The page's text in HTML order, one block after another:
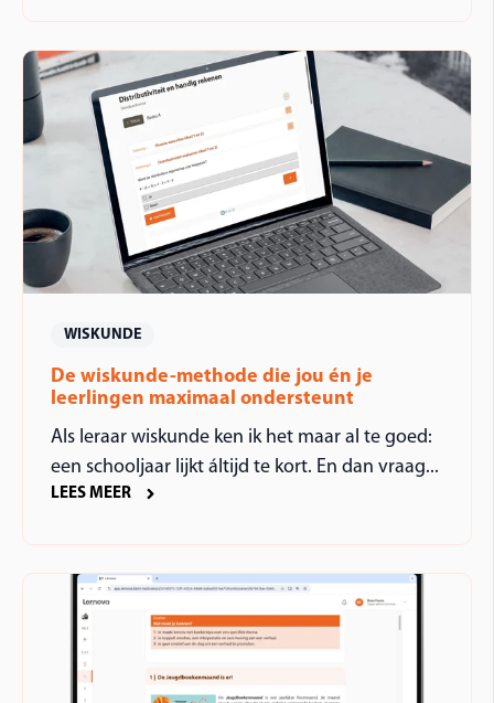
WISKUNDE
De wiskunde-methode die jou én je
leerlingen maximaal ondersteunt
Als leraar wiskunde ken ik het maar al te goed:
een schooljaar lijkt áltijd te kort. En dan vraag...
LEES MEER